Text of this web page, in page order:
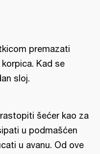
premazati
Kad se
sloj.
šećer kao za
u podmašćen
u avanu. Od ove